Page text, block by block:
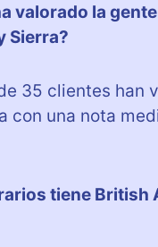
valorado la
Sierra?
35 clientes han
con una nota
tiene British